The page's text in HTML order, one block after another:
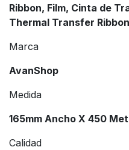
Ribbon, Film, Cinta de
Thermal Transfer Ribbon
Marca
AvanShop
Medida
165mm Ancho X 450
Calidad